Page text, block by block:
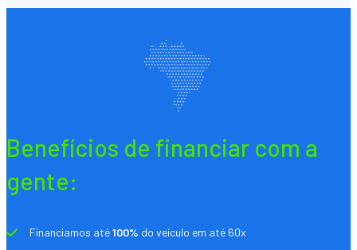
Benefícios de financiar com a
gente:
Financiamos até100% do veículo em até 60x